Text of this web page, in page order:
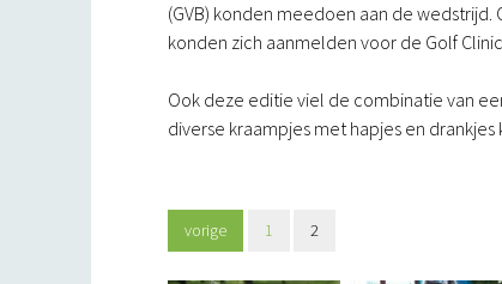
(GVB) konden meedoen aan de
konden zich aanmelden voor de Golf
Ook deze editie viel de combinatie van
diverse kraampjes met hapjes en
vorige 1 2